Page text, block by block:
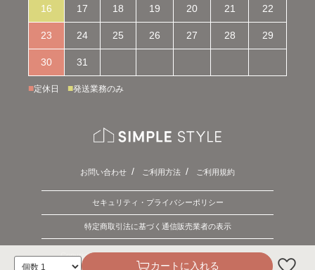
カートに入れる
16 17 18 19 20 21 22
23 24 25 26 27 28 29
30 31
■定休日 ■発送業務のみ
お問い合わせ ご利用方法 ご利用規約
セキュリティ・プライバシーポリシー
特定商取引法に基づく通信販売業者の表示
Copyright © 2026 SIMPLE STYLE. ALL Rights Reserved.